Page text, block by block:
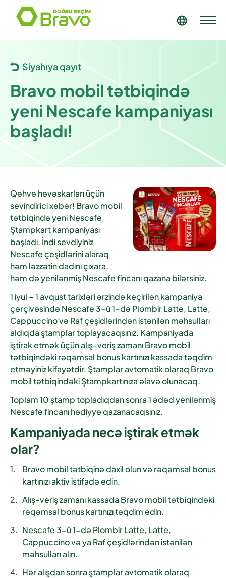
Siyahıya qayıt
Bravo mobil tətbiqində
yeni Nescafe kampaniyası
başladı!
Qəhvə həvəskarları üçün
sevindirici xəbər! Bravo mobil
tətbiqində yeniNescafe
Ştampkartkampaniyası
başladı. İndi sevdiyiniz
Nescafe çeşidlərini alaraq
həm ləzzətin dadını çıxara,
həm də yenilənmişNescafe fincanıqazana bilərsiniz.
1 iyul – 1 avqusttarixləri ərzində keçirilən kampaniya
çərçivəsində Nescafe 3-ü 1-də Plombir Latte, Latte,
Cappuccino və Rafçeşidlərindən istənilən məhsulları
aldıqda ştamplar toplayacaqsınız. Kampaniyada
iştirak etmək üçün alış-veriş zamanıBravo mobil
tətbiqindəki rəqəmsal bonus kartınızı kassada təqdim
etməyiniz kifayətdir. Ştamplar avtomatik olaraq Bravo
mobil tətbiqindəki Ştampkartınıza əlavə olunacaq.
Toplam10 ştamptopladıqdan sonra1 ədəd yenilənmiş
Nescafe fincanıhədiyyə qazanacaqsınız.
Kampaniyada necə iştirak etmək
olar?
Bravo mobil tətbiqinə daxil olun və rəqəmsal bonus
kartınızı aktiv istifadə edin.
Alış-veriş zamanı kassada Bravo mobil tətbiqindəki
rəqəmsal bonus kartınızı təqdim edin.
Nescafe 3-ü 1-də Plombir Latte, Latte,
Cappuccino və ya Rafçeşidlərindən istənilən
məhsulları alın.
Hər alışdan sonra ştamplar avtomatik olaraq